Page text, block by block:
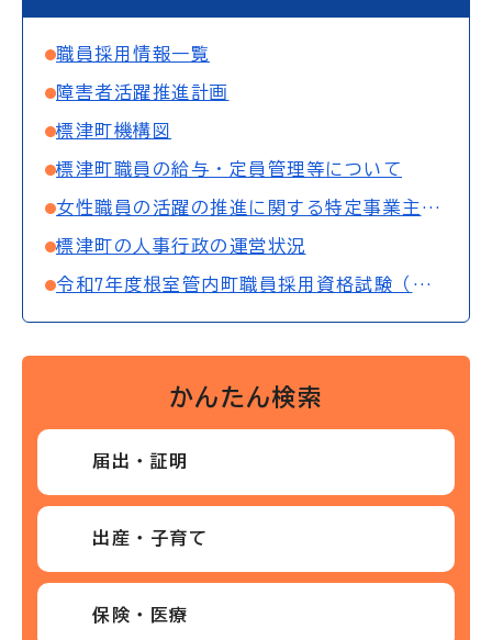
職員採用情報一覧
障害者活躍推進計画
標津町機構図
標津町職員の給与・定員管理等について
女性職員の活躍の推進に関する特定事業主行動計画
標津町の人事行政の運営状況
令和7年度根室管内町職員採用資格試験（上級）第2次試験の合格者について
かんたん検索
届出・証明
出産・子育て
保険・医療